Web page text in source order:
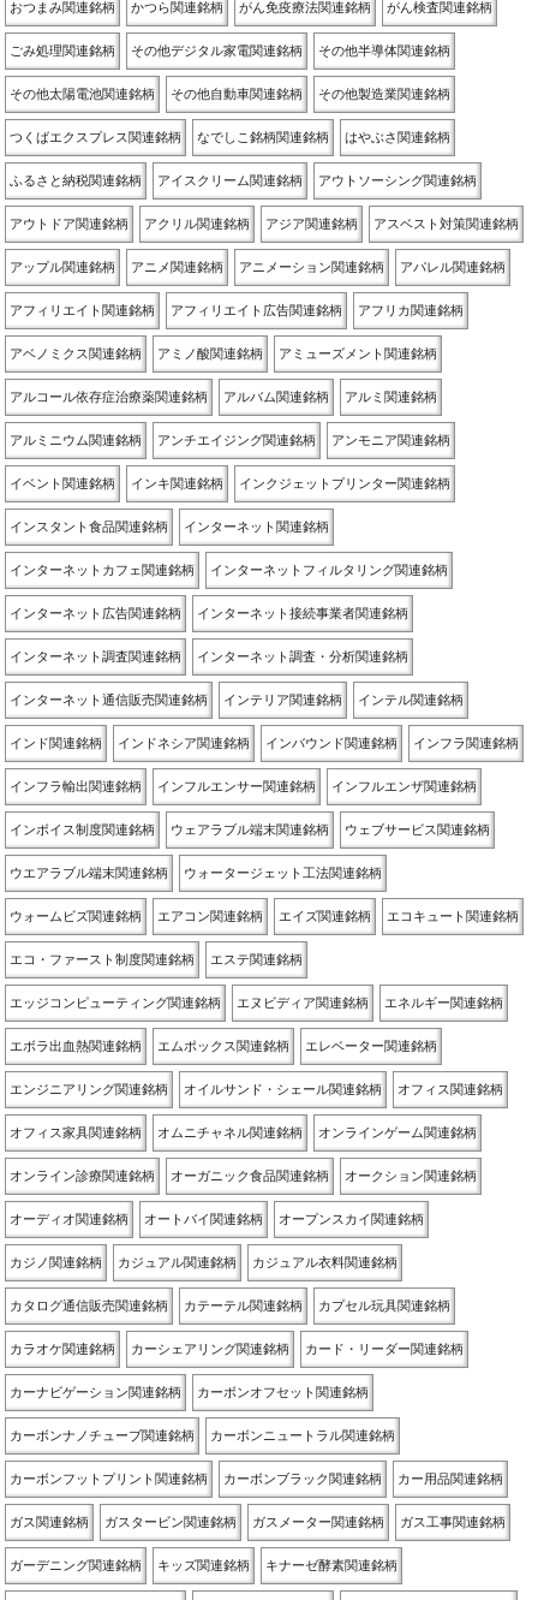
おつまみ関連銘柄 かつら関連銘柄 がん免疫療法関連銘柄 がん検査関連銘柄
ごみ処理関連銘柄 その他デジタル家電関連銘柄 その他半導体関連銘柄
その他太陽電池関連銘柄 その他自動車関連銘柄 その他製造業関連銘柄
つくばエクスプレス関連銘柄 なでしこ銘柄関連銘柄 はやぶさ関連銘柄
ふるさと納税関連銘柄 アイスクリーム関連銘柄 アウトソーシング関連銘柄
アウトドア関連銘柄 アクリル関連銘柄 アジア関連銘柄 アスベスト対策関連銘柄
アップル関連銘柄 アニメ関連銘柄 アニメーション関連銘柄 アパレル関連銘柄
アフィリエイト関連銘柄 アフィリエイト広告関連銘柄 アフリカ関連銘柄
アベノミクス関連銘柄 アミノ酸関連銘柄 アミューズメント関連銘柄
アルコール依存症治療薬関連銘柄 アルバム関連銘柄 アルミ関連銘柄
アルミニウム関連銘柄 アンチエイジング関連銘柄 アンモニア関連銘柄
イベント関連銘柄 インキ関連銘柄 インクジェットプリンター関連銘柄
インスタント食品関連銘柄 インターネット関連銘柄
インターネットカフェ関連銘柄 インターネットフィルタリング関連銘柄
インターネット広告関連銘柄 インターネット接続事業者関連銘柄
インターネット調査関連銘柄 インターネット調査・分析関連銘柄
インターネット通信販売関連銘柄 インテリア関連銘柄 インテル関連銘柄
インド関連銘柄 インドネシア関連銘柄 インバウンド関連銘柄 インフラ関連銘柄
インフラ輸出関連銘柄 インフルエンサー関連銘柄 インフルエンザ関連銘柄
インボイス制度関連銘柄 ウェアラブル端末関連銘柄 ウェブサービス関連銘柄
ウエアラブル端末関連銘柄 ウォータージェット工法関連銘柄
ウォームビズ関連銘柄 エアコン関連銘柄 エイズ関連銘柄 エコキュート関連銘柄
エコ・ファースト制度関連銘柄 エステ関連銘柄
エッジコンピューティング関連銘柄 エヌビディア関連銘柄 エネルギー関連銘柄
エボラ出血熱関連銘柄 エムポックス関連銘柄 エレベーター関連銘柄
エンジニアリング関連銘柄 オイルサンド・シェール関連銘柄 オフィス関連銘柄
オフィス家具関連銘柄 オムニチャネル関連銘柄 オンラインゲーム関連銘柄
オンライン診療関連銘柄 オーガニック食品関連銘柄 オークション関連銘柄
オーディオ関連銘柄 オートバイ関連銘柄 オープンスカイ関連銘柄
カジノ関連銘柄 カジュアル関連銘柄 カジュアル衣料関連銘柄
カタログ通信販売関連銘柄 カテーテル関連銘柄 カプセル玩具関連銘柄
カラオケ関連銘柄 カーシェアリング関連銘柄 カード・リーダー関連銘柄
カーナビゲーション関連銘柄 カーボンオフセット関連銘柄
カーボンナノチューブ関連銘柄 カーボンニュートラル関連銘柄
カーボンフットプリント関連銘柄 カーボンブラック関連銘柄 カー用品関連銘柄
ガス関連銘柄 ガスタービン関連銘柄 ガスメーター関連銘柄 ガス工事関連銘柄
ガーデニング関連銘柄 キッズ関連銘柄 キナーゼ酵素関連銘柄